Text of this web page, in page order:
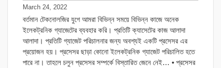
March 24, 2022
বর্তমান টেকনোলজির যুগে আমরা বিভিন্ন সময়ে বিভিন্ন কাজে অনেক
ইলেকট্রনিক গ্যাজেটের ব্যবহার করি। প্রতিটি ক্যাসেটের কাজ আলাদা
আলাদা। প্রতিটি গ্যাজেট পরিচালনার জন্য অবশ্যই একটি প্রসেসর এর
প্রয়োজন হয়। প্রসেসর ছাড়া কোনো ইলেকট্রনিক গ্যাজেট পরিচালিত হতে
পারে না। তাহলে চলুন প্রসেসর সম্পর্কে বিস্তারিত জেনে নেই… • প্রসেসর